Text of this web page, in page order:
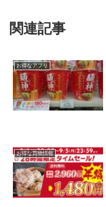
関連記事
お得なアプリ
お得な買物情報